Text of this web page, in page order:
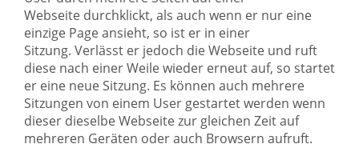
Webseite durchklickt, als auch wenn er nur eine
einzige Page ansieht, so ist er in einer
Sitzung. Verlässt er jedoch die Webseite und ruft
diese nach einer Weile wieder erneut auf, so startet
er eine neue Sitzung. Es können auch mehrere
Sitzungen von einem User gestartet werden wenn
dieser dieselbe Webseite zur gleichen Zeit auf
mehreren Geräten oder auch Browsern aufruft.